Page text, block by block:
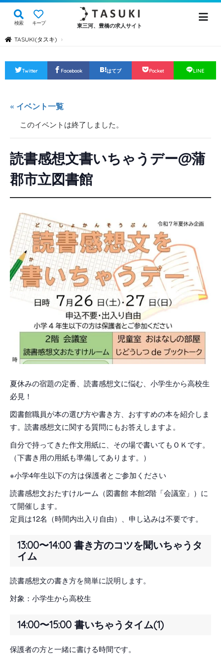
検索 キープ 東三河、豊橋の求人サイト
TASUKI(タスキ) ›
Twitter Facebook はてブ Pocket LINE
« イベント一覧
このイベントは終了しました。
読書感想文書いちゃうデー@蒲
郡市立図書館
夏休みの宿題の定番、読書感想文に悩む、小学生から高校生
必見！
図書館職員が本の選び方や書き方、おすすめの本を紹介しま
す。読書感想文に関する質問にもお答えしますよ。
自分で持ってきた作文用紙に、その場で書いてもＯＫです。
（下書き用の用紙も準備してあります。）
※小学4年生以下の方は保護者とご参加ください
読書感想文おたすけルーム（図書館 本館2階「会議室」）に
て開催します。
定員は12名（時間内出入り自由）、申し込みは不要です。
13:00〜14:00 書き方のコツを聞いちゃうタ
イム
読書感想文の書き方を簡単に説明します。
対象：小学生から高校生
14:00〜15:00 書いちゃうタイム(1)
保護者の方と一緒に書ける時間です。